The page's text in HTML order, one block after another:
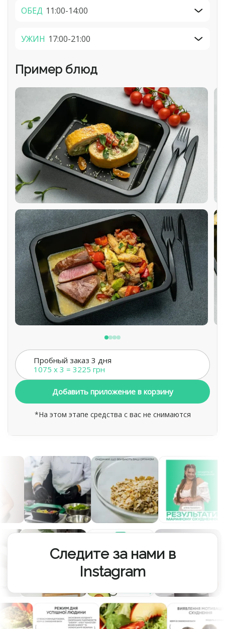
ОБЕД 11:00-14:00
УЖИН 17:00-21:00
Пример блюд
Пробный заказ 3 дня
1075 x 3 = 3225 грн
Добавить приложение в корзину
*На этом этапе средства с вас не снимаются
Следите за нами в
Instagram